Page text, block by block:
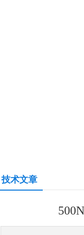
技术文章